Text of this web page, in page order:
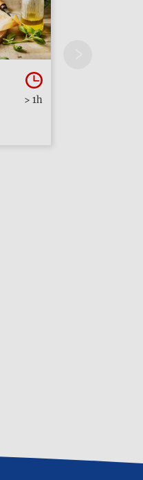
> 1h